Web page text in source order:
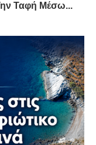
Ταφή Μέσω...